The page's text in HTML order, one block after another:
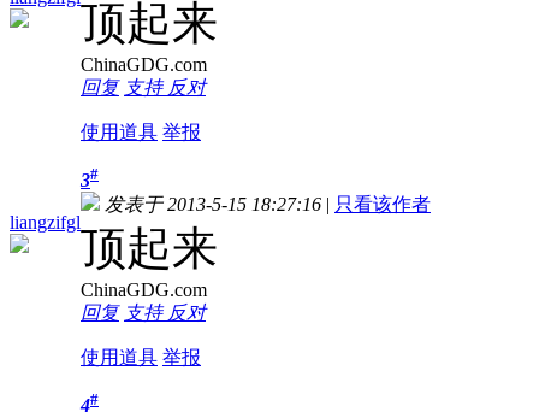
顶起来
ChinaGDG.com
回复 支持 反对
使用道具 举报
liangzifgl
3#
发表于 2013-5-15 18:27:16 | 只看该作者
顶起来
ChinaGDG.com
回复 支持 反对
使用道具 举报
4#